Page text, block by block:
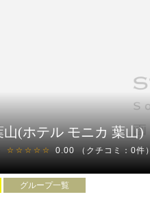
山(ホテル モニカ 葉山)
☆☆☆☆☆ 0.00 （クチコミ：0件）
グループ一覧